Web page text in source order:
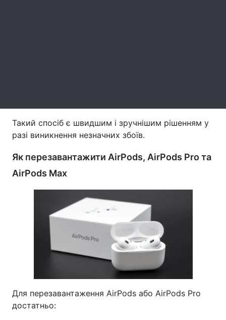
Тема оформлення
Такий спосіб є швидшим і зручнішим рішенням у
разі виникнення незначних збоїв.
Як перезавантажити AirPods, AirPods Pro та
AirPods Max
Для перезавантаження AirPods або AirPods Pro
достатньо: